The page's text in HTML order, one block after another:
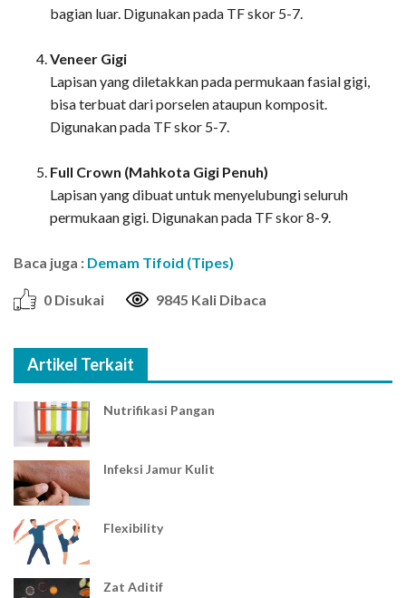
bagian luar. Digunakan pada TF skor 5-7.
Veneer Gigi
Lapisan yang diletakkan pada permukaan fasial gigi,
bisa terbuat dari porselen ataupun komposit.
Digunakan pada TF skor 5-7.
Full Crown (Mahkota Gigi Penuh)
Lapisan yang dibuat untuk menyelubungi seluruh
permukaan gigi. Digunakan pada TF skor 8-9.
Baca juga : Demam Tifoid (Tipes)
0 Disukai 9845 Kali Dibaca
Artikel Terkait
Nutrifikasi Pangan
Infeksi Jamur Kulit
Flexibility
Zat Aditif